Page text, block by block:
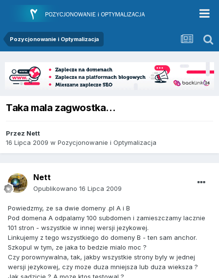
Pozycjonowanie i Optymalizacja
Taka mala zagwostka...
Przez Nett
16 Lipca 2009 w Pozycjonowanie i Optymalizacja
Nett
Opublikowano 16 Lipca 2009
Powiedzmy, ze sa dwie domeny .pl A i B
Pod domena A odpalamy 100 subdomen i zamieszczamy lacznie
101 stron - wszystkie w innej wersji jezykowej.
Linkujemy z tego wszystkiego do domeny B - ten sam anchor.
Szkopul w tym, ze jaka to bedzie mialo moc ?
Czy porownywalna, tak, jakby wszystkie strony byly w jednej
wersji jezykowej, czy moze duza mniejsza lub duza wieksza ?